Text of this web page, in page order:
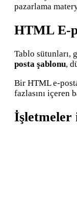
pazarlama
HTML E-
Tablo sütunları,
posta şablonu,
Bir HTML e-
fazlasını içeren
İşletmeler